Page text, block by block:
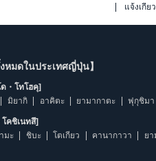
แจ้งเกี่ย
หมดในประเทศญี่ปุ่น】
・โทโฮคุ]
มิยากิ อาคิตะ ยามากาตะ ฟุกุชิมา
คชิเนทสึ]
มะ ชิบะ โตเกียว คานากาวา
ย